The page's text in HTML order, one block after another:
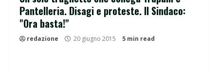
Pantelleria. Disagi e proteste. Il Sindaco:
"Ora basta!"
redazione 20 giugno 2015 5 min read